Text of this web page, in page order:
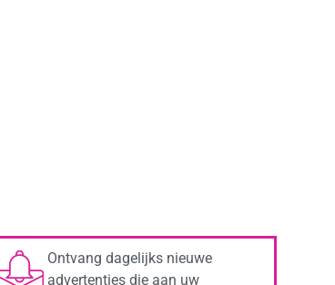
Ontvang dagelijks nieuwe
advertenties die aan uw